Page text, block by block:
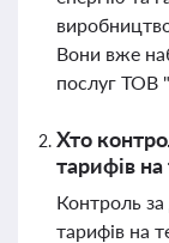
Вони вже
послуг ТОВ
Хто
тарифів на
Контроль
тарифів на